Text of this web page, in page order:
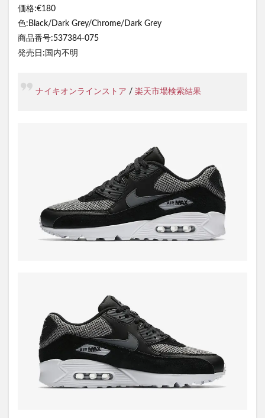
価格:€180
色:Black/Dark Grey/Chrome/Dark Grey
商品番号:537384-075
発売日:国内不明
ナイキオンラインストア / 楽天市場検索結果